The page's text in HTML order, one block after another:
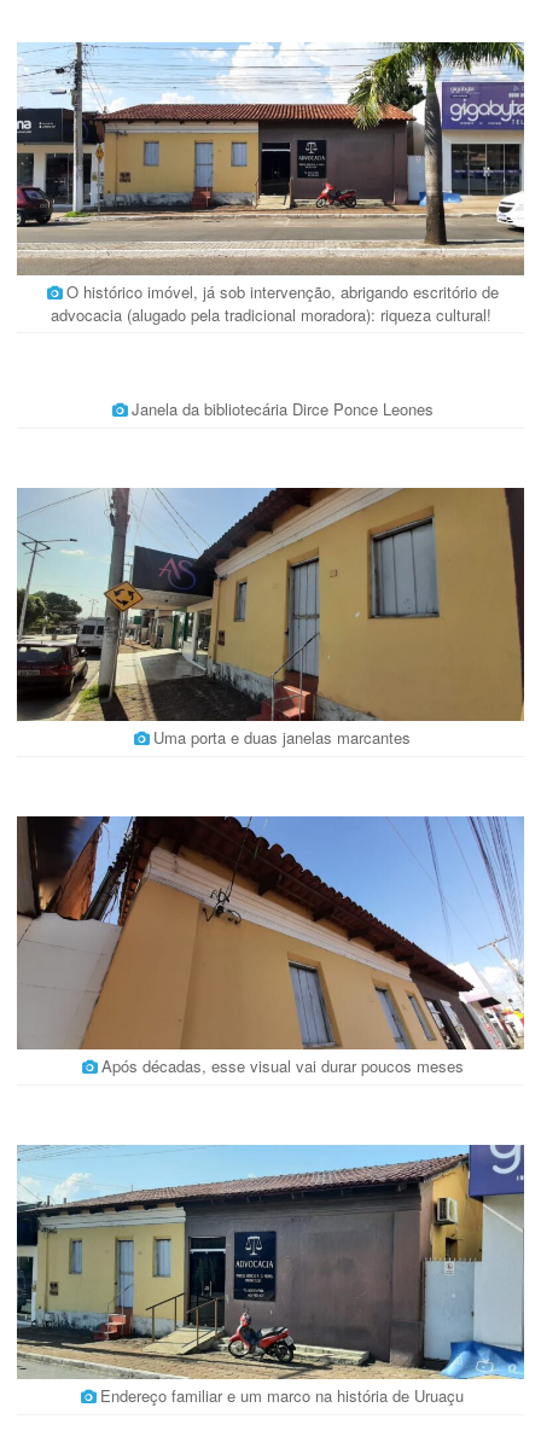
O histórico imóvel, já sob intervenção, abrigando escritório de
advocacia (alugado pela tradicional moradora): riqueza cultural!
Janela da bibliotecária Dirce Ponce Leones
Uma porta e duas janelas marcantes
Após décadas, esse visual vai durar poucos meses
Endereço familiar e um marco na história de Uruaçu